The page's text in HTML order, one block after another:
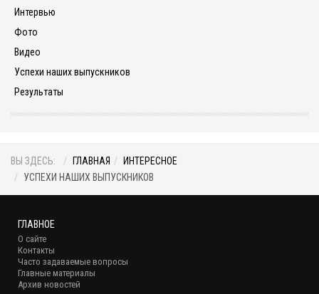
Интервью
Фото
Видео
Успехи наших выпускников
Результаты
ВЫ ЗДЕСЬ: ГЛАВНАЯ
ИНТЕРЕСНОЕ
УСПЕХИ НАШИХ ВЫПУСКНИКОВ
ГЛАВНОЕ
О сайте
Контакты
Часто задаваемые вопросы
Главные материалы
Архив новостей